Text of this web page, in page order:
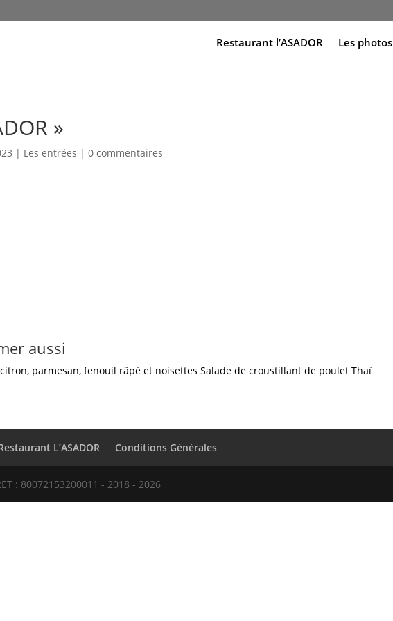
Restaurant l’ASADOR Les photos
»
| Les entrées |0 commentaires
aussi
citron, parmesan, fenouil râpé et noisettes Salade de croustillant de poulet Thaï
L’ASADOR Conditions Générales
: 80072153200011 - 2018 - 2026